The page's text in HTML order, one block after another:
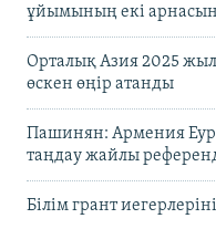
ұйымының екі арнасын
Орталық Азия 2025
өскен өңір атанды
Пашинян: Армения
таңдау жайлы
Білім грант